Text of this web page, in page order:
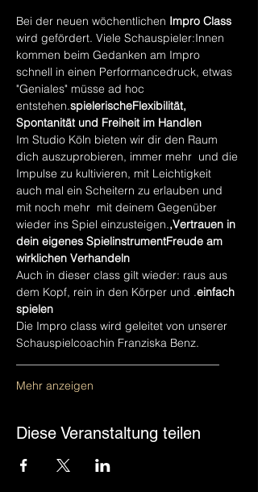
Bei der neuen wöchentlichen Impro Class
wird gefördert. Viele Schauspieler:Innen
kommen beim Gedanken am Impro
schnell in einen Performancedruck, etwas
"Geniales" müsse ad hoc
entstehen.spielerischeFlexibilität,
Spontanität und Freiheit im Handlen
Im Studio Köln bieten wir dir den Raum
dich auszuprobieren, immer mehr und die
Impulse zu kultivieren, mit Leichtigkeit
auch mal ein Scheitern zu erlauben und
mit noch mehr mit deinem Gegenüber
wieder ins Spiel einzusteigen.,Vertrauen in
dein eigenes SpielinstrumentFreude am
wirklichen Verhandeln
Auch in dieser class gilt wieder: raus aus
dem Kopf, rein in den Körper und .einfach
spielen
Die Impro class wird geleitet von unserer
Schauspielcoachin Franziska Benz.
Mehr anzeigen
Diese Veranstaltung teilen